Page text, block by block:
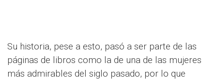
Su historia, pese a esto, pasó a ser parte de las
páginas de libros como la de una de las mujeres
más admirables del siglo pasado, por lo que